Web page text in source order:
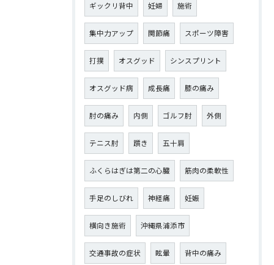
ギックリ背中 妊婦 施術
集中力アップ 関節痛 スポーツ障害
打撲 オスグッド シンスプリント
オスグッド病 成長痛 膝の痛み
肘の痛み 内側 ゴルフ肘 外側
テニス肘 躓き 五十肩
ふくらはぎは第二の心臓 筋肉の柔軟性
手足のしびれ 神経痛 妊娠
横向き施術 沖縄県浦添市
交通事故の症状 眩暈 背中の痛み